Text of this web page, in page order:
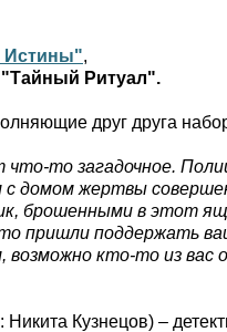
Истины",
"Тайный Ритуал".
друг друга
то загадочное.
с домом жертвы
брошенными в этот
пришли поддержать
кто-то из вас
Никита Кузнецов) –